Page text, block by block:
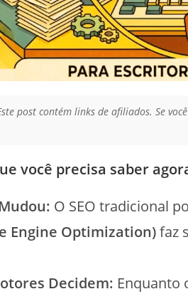
post contém links de afiliados. Se
você precisa saber
O SEO tradicional
Engine Optimization)faz
Decidem: Enquanto